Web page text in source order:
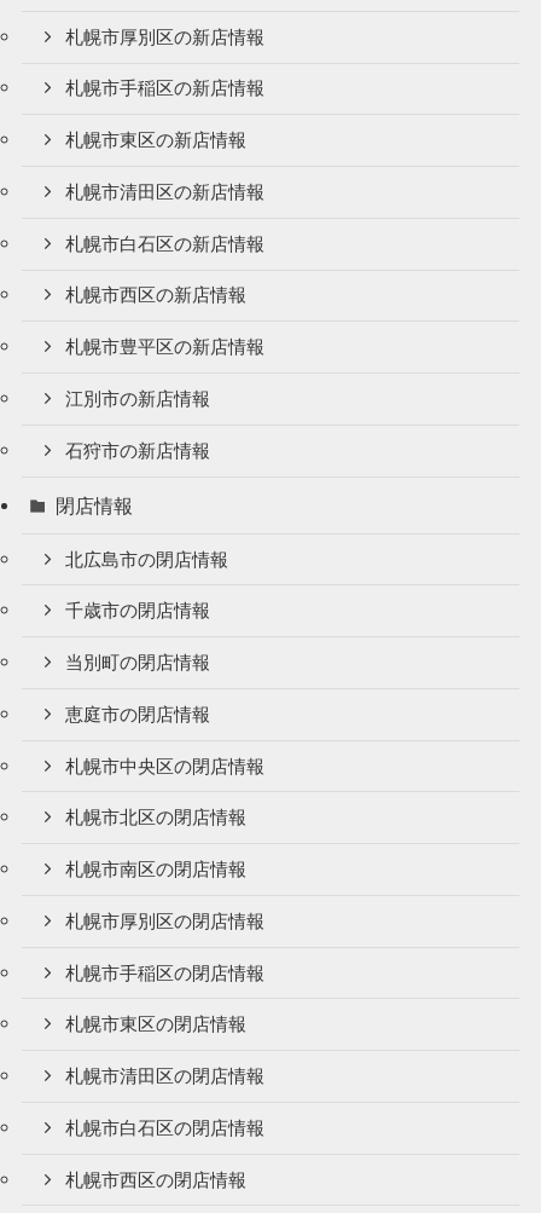
札幌市厚別区の新店情報
札幌市手稲区の新店情報
札幌市東区の新店情報
札幌市清田区の新店情報
札幌市白石区の新店情報
札幌市西区の新店情報
札幌市豊平区の新店情報
江別市の新店情報
石狩市の新店情報
閉店情報
北広島市の閉店情報
千歳市の閉店情報
当別町の閉店情報
恵庭市の閉店情報
札幌市中央区の閉店情報
札幌市北区の閉店情報
札幌市南区の閉店情報
札幌市厚別区の閉店情報
札幌市手稲区の閉店情報
札幌市東区の閉店情報
札幌市清田区の閉店情報
札幌市白石区の閉店情報
札幌市西区の閉店情報